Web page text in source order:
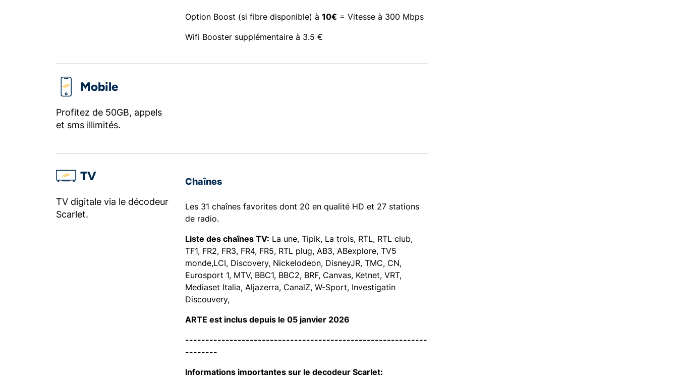
Option Boost (si fibre disponible) à10€ = Vitesse à 300 Mbps
Wifi Booster supplémentaire à 3.5 €
Mobile
Profitez de 50GB, appels
et sms illimités.
TV
TV digitale via le décodeur
Scarlet.
Chaînes
Les 31 chaînes favorites dont 20 en qualité HD et 27 stations
de radio.
Liste des chaînes TV: La une, Tipik, La trois, RTL, RTL club,
TF1, FR2, FR3, FR4, FR5, RTL plug, AB3, ABexplore, TV5
monde,LCI, Discovery, Nickelodeon, DisneyJR, TMC, CN,
Eurosport 1, MTV, BBC1, BBC2, BRF, Canvas, Ketnet, VRT,
Mediaset Italia, Aljazerra, CanalZ, W-Sport, Investigatin
Discouvery,
ARTE est inclus depuis le 05 janvier 2026
------------------------------------------------------------
--------
Informations importantes sur le decodeur Scarlet: